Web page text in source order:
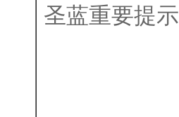
圣蓝重要提示